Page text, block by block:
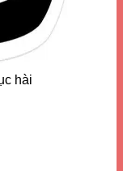
hài